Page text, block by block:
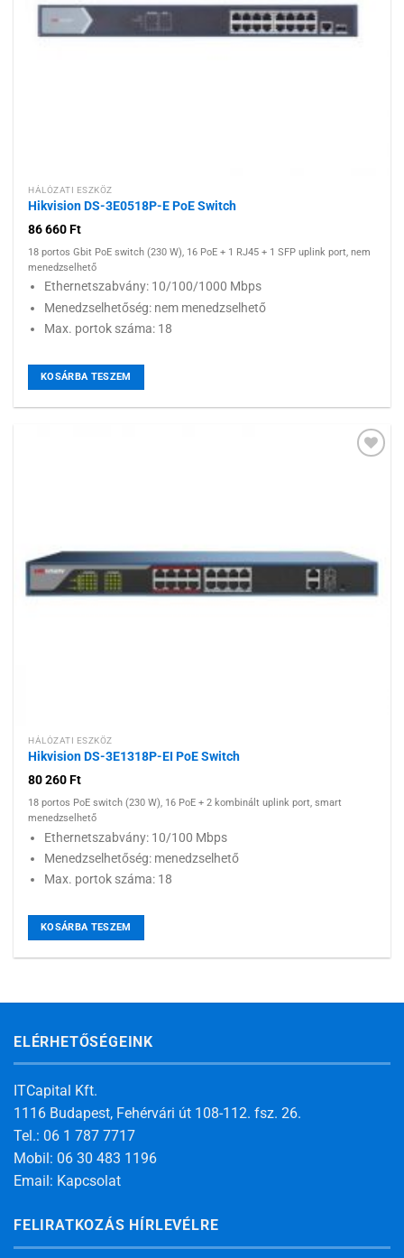
HÁLÓZATI ESZKÖZ
Hikvision DS-3E0518P-E PoE Switch
86 660Ft
18 portos Gbit PoE switch (230 W), 16 PoE + 1 RJ45 + 1 SFP uplink port, nem
menedzselhető
Ethernetszabvány: 10/100/1000 Mbps
Menedzselhetőség: nem menedzselhető
Max. portok száma: 18
KOSÁRBA TESZEM
HÁLÓZATI ESZKÖZ
Hikvision DS-3E1318P-EI PoE Switch
80 260Ft
18 portos PoE switch (230 W), 16 PoE + 2 kombinált uplink port, smart
menedzselhető
Ethernetszabvány: 10/100 Mbps
Menedzselhetőség: menedzselhető
Max. portok száma: 18
KOSÁRBA TESZEM
ELÉRHETŐSÉGEINK
ITCapital Kft.
1116 Budapest, Fehérvári út 108-112. fsz. 26.
Tel.: 06 1 787 7717
Mobil: 06 30 483 1196
Email: Kapcsolat
FELIRATKOZÁS HÍRLEVÉLRE